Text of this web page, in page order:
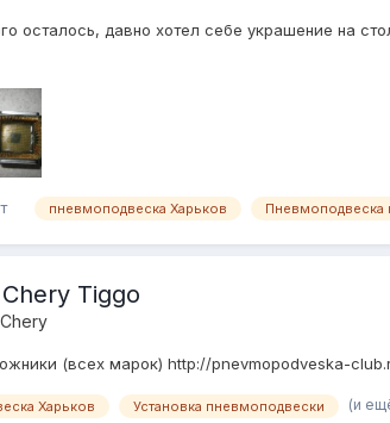
осталось, давно хотел себе украшение на
пневмоподвеска Харьков Пневмоподвеска
Tiggo
Chery
(всех марок) http://pnevmopodveska-
Харьков Установка пневмоподвески (и